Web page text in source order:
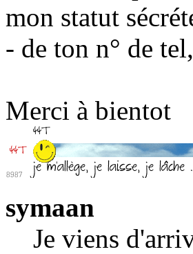
mon statut
- de ton n° de
Merci à bientot
symaan
Je viens